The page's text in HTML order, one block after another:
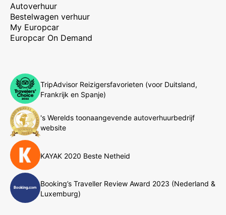
Autoverhuur
Bestelwagen verhuur
My Europcar
Europcar On Demand
TripAdvisor Reizigersfavorieten (voor Duitsland,
Frankrijk en Spanje)
's Werelds toonaangevende autoverhuurbedrijf
website
KAYAK 2020 Beste Netheid
Booking’s Traveller Review Award 2023 (Nederland &
Luxemburg)